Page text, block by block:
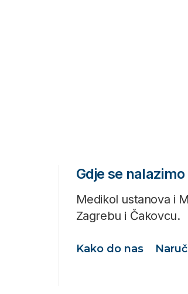
Gdje se nalazimo
Medikol ustanova i
Zagrebu i Čakovcu.
Kako do nas